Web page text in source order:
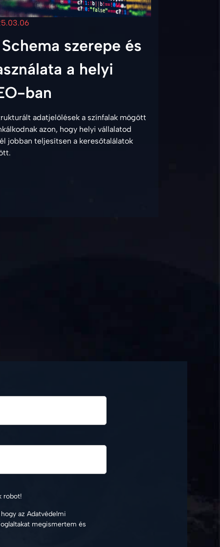
szerepe és
a helyi
ban
adatjelölések a színfalak mögött
azon, hogy helyi vállalatod
jobban teljesítsen a keresőtalálatok
robot!
az Adatvédelmi
megismertem és